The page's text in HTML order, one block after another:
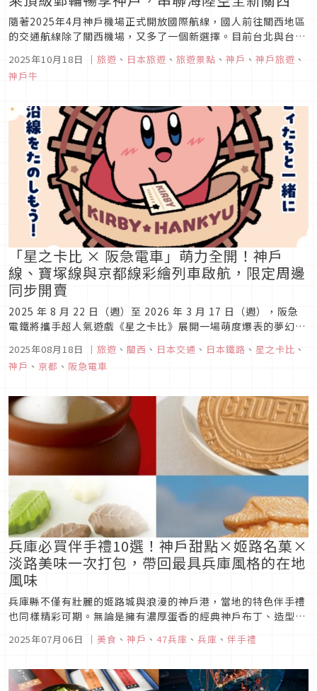
隨著2025年4月神戶機場正式開放國際航線，國人前往關西地區
的交通航線除了關西機場，又多了一個新選擇。目前台北與台中
戶港」交通便捷，從神戶機場乘電車(Port Liner)約13分鐘即可
抵達「神戶港客運總站」，前往鄰近市區的「中突堤旅客航站」
2025年10月18日 ｜ 旅遊 、 日本旅遊 、 旅遊景點 、 神戶 、 神戶旅遊 、
神戶牛
「星之卡比 × 阪急電車」萌力全開！神戶
線、寶塚線與京都線彩繪列車啟航，限定周邊
同步開賣
2025 年 8 月 22 日（週）至 2026 年 3 月 17 日（週），阪急
電鐵將攜手超人氣遊戲《星之卡比》展開一場萌度爆表的夢幻合
號」彩繪列車奔馳上路，帶領乘客踏上粉紅魅力之旅。
2025年08月18日 ｜ 旅遊 、 關西 、 日本交通 、 日本鐵路 、 星之卡比 、
神戶 、 京都 、 阪急電車
兵庫必買伴手禮10選！神戶甜點×姬路名菓×
淡路美味一次打包，帶回最具兵庫風格的在地
風味
兵庫縣不僅有壯麗的姬路城與浪漫的神戶港，當地的特色伴手禮
也同樣精彩可期。無論是擁有濃厚蛋香的經典神戶布丁、造型可
兵庫的甜點與特產處處展現細膩工藝與在地風味。從能感受到正
層最中，到嚴選食材製...
2025年07月06日 ｜ 美食 、 神戶 、 47兵庫 、 兵庫 、 伴手禮